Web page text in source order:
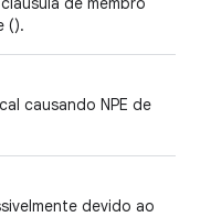
().
causando NPE de
devido ao